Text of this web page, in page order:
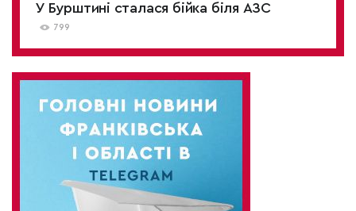
У Бурштині сталася бійка біля АЗС
799